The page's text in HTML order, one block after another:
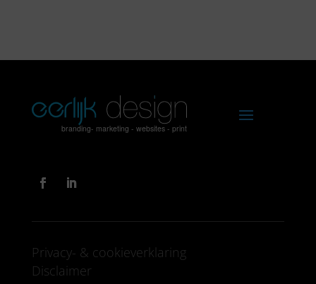
Privacy- & cookieverklaring
Disclaimer